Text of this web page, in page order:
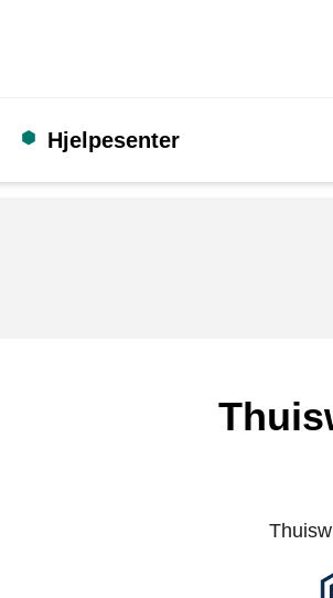
Hjelpesenter